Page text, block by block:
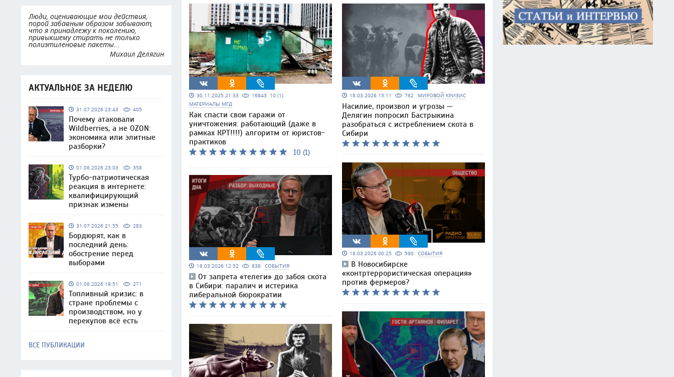
Люди, оценивающие мои действия,
порой забавным образом забывают,
что я принадлежу к поколению,
привыкшему стирать не только
полиэтиленовые пакеты...
Михаил Делягин
АКТУАЛЬНОЕ ЗА НЕДЕЛЮ
31.07.2026 23:43 405
Почему атаковали
Wildberries, а не OZON:
экономика или элитные
разборки?
01.08.2026 23:03 358
Турбо-патриотическая
реакция в интернете:
квалифицирующий
признак измены
31.07.2026 21:55 283
Бордюрят, как в
последний день:
обострение перед
выборами
01.08.2026 19:51 271
Топливный кризис: в
стране проблемы с
производством, но у
перекупов всё есть
ВСЕ ПУБЛИКАЦИИ
30.11.2025 21:33 16843 10 (1)
МАТЕРИАЛЫ МГД
Как спасти свои гаражи от
уничтожения: работающий (даже в
рамках КРТ!!!!) алгоритм от юристов-
практиков
10 (1)
18.03.2026 12:52 638 СОБЫТИЯ
От запрета «телеги» до забоя скота
в Сибири: паралич и истерика
либеральной бюрократии
18.03.2026 15:11 762 МИРОВОЙ КРИЗИС
Насилие, произвол и угрозы —
Делягин попросил Бастрыкина
разобраться с истреблением скота в
Сибири
18.03.2026 00:25 590 СОБЫТИЯ
В Новосибирске
«контртеррористическая операция»
против фермеров?